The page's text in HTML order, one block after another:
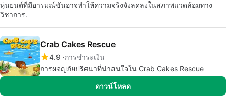
หุ่นยนต์ที่มีอารมณ์ขันอาจทำให้ความจริงจังลดลงในสภาพแวดล้อมทาง
วิชาการ.
Crab Cakes Rescue
4.9 การชำระเงิน
การผจญภัยปริศนาที่น่าสนใจใน Crab Cakes Rescue
ดาวน์โหลด